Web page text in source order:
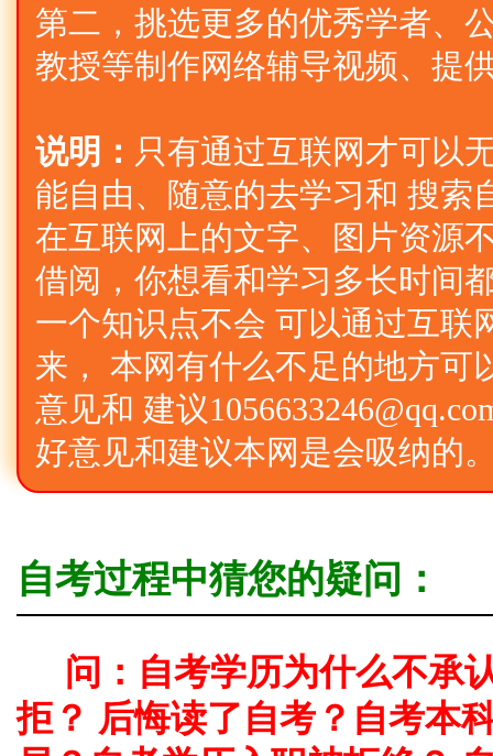
第二，挑选更多的优秀学者、
教授等制作网络辅导视频、提
说明： 只有通过互联网才可以
能自由、随意的去学习和 搜索
在互联网上的文字、图片资源
借阅，你想看和学习多长时间
一个知识点不会 可以通过互联
来， 本网有什么不足的地方可
意见和 建议
好意见和建议本网是会吸纳的
自考过程中猜您的疑问：
问：自考学历为什么不承
拒？ 后悔读了自考？自考本